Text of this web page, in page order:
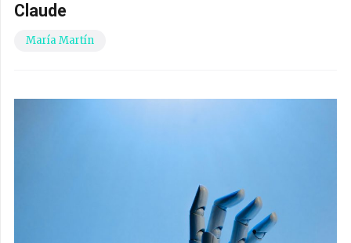
Claude
María Martín